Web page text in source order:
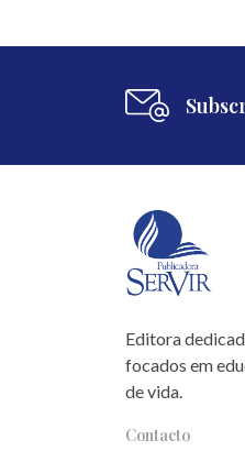
Editora
focados em
de vida.
Contacto